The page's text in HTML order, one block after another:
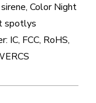
Color Night
spotlys
IC, FCC, RoHS,